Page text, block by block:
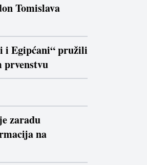
Tomislava
i Egipćani“ pružili
prvenstvu
zaradu
na